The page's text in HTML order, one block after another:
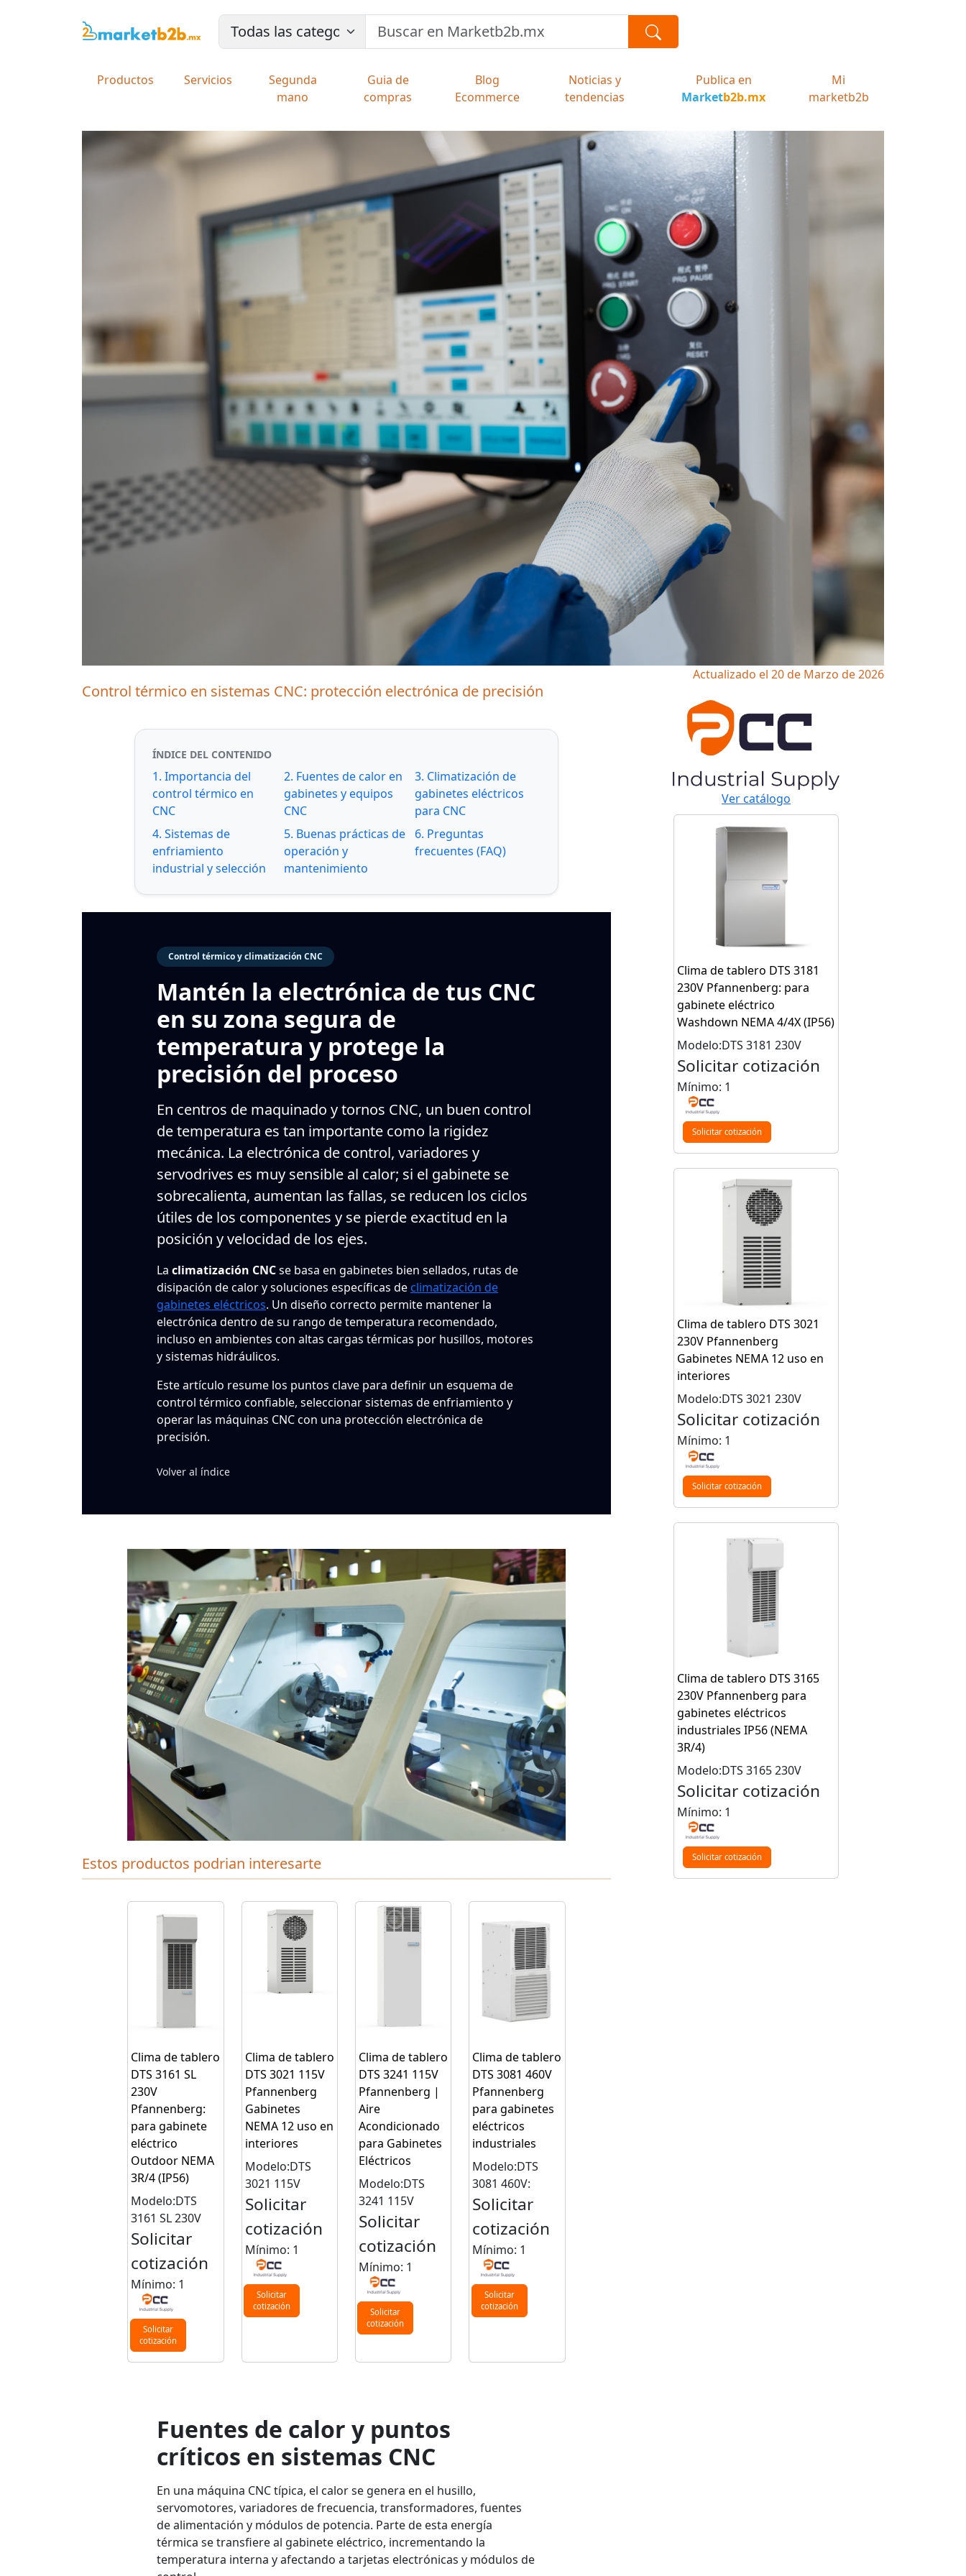
Productos Servicios
Segunda
mano
Guia de
compras
Blog
Ecommerce
Noticias y
tendencias
Publica en
Marketb2b.mx
Mi
marketb2b
Actualizado el 20 de Marzo de 2026
Control térmico en sistemas CNC: protección electrónica de precisión
ÍNDICE DEL CONTENIDO
1. Importancia del
control térmico en
CNC
2. Fuentes de calor en
gabinetes y equipos
CNC
3. Climatización de
gabinetes eléctricos
para CNC
4. Sistemas de
enfriamiento
industrial y selección
5. Buenas prácticas de
operación y
mantenimiento
6. Preguntas
frecuentes (FAQ)
Control térmico y climatización CNC
Mantén la electrónica de tus CNC
en su zona segura de
temperatura y protege la
precisión del proceso
En centros de maquinado y tornos CNC, un buen control
de temperatura es tan importante como la rigidez
mecánica. La electrónica de control, variadores y
servodrives es muy sensible al calor; si el gabinete se
sobrecalienta, aumentan las fallas, se reducen los ciclos
útiles de los componentes y se pierde exactitud en la
posición y velocidad de los ejes.
La climatización CNCse basa en gabinetes bien sellados, rutas de
disipación de calor y soluciones específicas de climatización de
gabinetes eléctricos. Un diseño correcto permite mantener la
electrónica dentro de su rango de temperatura recomendado,
incluso en ambientes con altas cargas térmicas por husillos, motores
y sistemas hidráulicos.
Este artículo resume los puntos clave para definir un esquema de
control térmico confiable, seleccionar sistemas de enfriamiento y
operar las máquinas CNC con una protección electrónica de
precisión.
Volver al índice
Estos productos podrian interesarte
Clima de tablero
DTS 3161 SL
230V
Pfannenberg:
para gabinete
eléctrico
Outdoor NEMA
3R/4 (IP56)
Modelo:DTS
3161 SL 230V
Solicitar
cotización
Mínimo: 1
Solicitar
cotización
Clima de tablero
DTS 3021 115V
Pfannenberg
Gabinetes
NEMA 12 uso en
interiores
Modelo:DTS
3021 115V
Solicitar
cotización
Mínimo: 1
Solicitar
cotización
Clima de tablero
DTS 3241 115V
Pfannenberg |
Aire
Acondicionado
para Gabinetes
Eléctricos
Modelo:DTS
3241 115V
Solicitar
cotización
Mínimo: 1
Solicitar
cotización
Clima de tablero
DTS 3081 460V
Pfannenberg
para gabinetes
eléctricos
industriales
Modelo:DTS
3081 460V:
Solicitar
cotización
Mínimo: 1
Solicitar
cotización
Fuentes de calor y puntos
críticos en sistemas CNC
En una máquina CNC típica, el calor se genera en el husillo,
servomotores, variadores de frecuencia, transformadores, fuentes
de alimentación y módulos de potencia. Parte de esta energía
térmica se transfiere al gabinete eléctrico, incrementando la
temperatura interna y afectando a tarjetas electrónicas y módulos de
Ver catálogo
Clima de tablero DTS 3181
230V Pfannenberg: para
gabinete eléctrico
Washdown NEMA 4/4X (IP56)
Modelo:DTS 3181 230V
Solicitar cotización
Mínimo: 1
Solicitar cotización
Clima de tablero DTS 3021
230V Pfannenberg
Gabinetes NEMA 12 uso en
interiores
Modelo:DTS 3021 230V
Solicitar cotización
Mínimo: 1
Solicitar cotización
Clima de tablero DTS 3165
230V Pfannenberg para
gabinetes eléctricos
industriales IP56 (NEMA
3R/4)
Modelo:DTS 3165 230V
Solicitar cotización
Mínimo: 1
Solicitar cotización